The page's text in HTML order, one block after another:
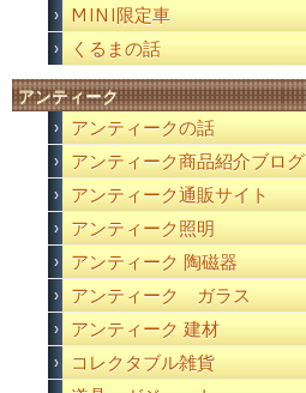
MINI限定車
くるまの話
アンティーク
アンティークの話
アンティーク商品紹介ブログ
アンティーク通販サイト
アンティーク照明
アンティーク 陶磁器
アンティーク ガラス
アンティーク 建材
コレクタブル雑貨